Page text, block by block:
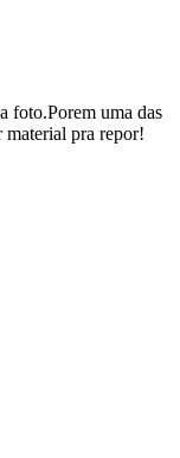
foto.Porem uma das
material pra repor!